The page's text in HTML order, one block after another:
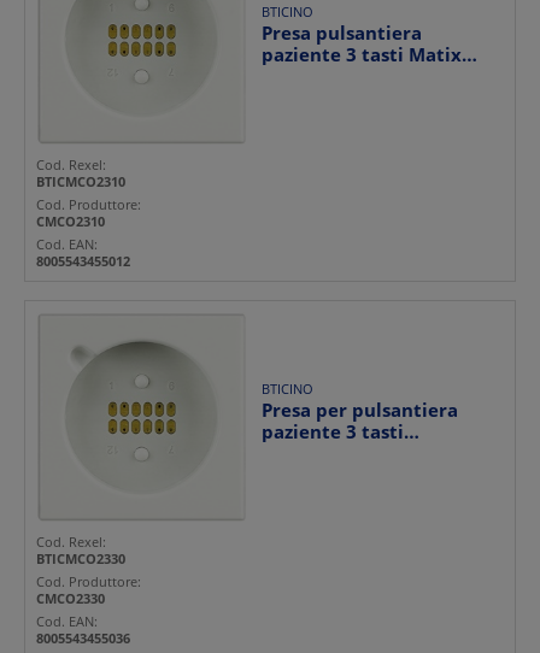
BTICINO
Presa pulsantiera
paziente 3 tasti Matix
Cod. Rexel:
BTICMCO2310
Cod. Produttore:
CMCO2310
Cod. EAN:
8005543455012
BTICINO
Presa per pulsantiera
paziente 3 tasti
Cod. Rexel:
BTICMCO2330
Cod. Produttore:
CMCO2330
Cod. EAN:
8005543455036